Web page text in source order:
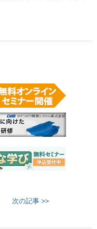
次の記事 >>